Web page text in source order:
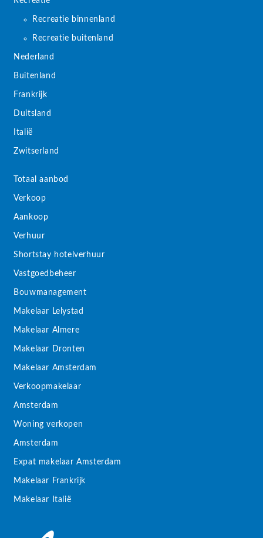
Recreatie binnenland
Recreatie buitenland
Nederland
Buitenland
Frankrijk
Duitsland
Italië
Zwitserland
Totaal aanbod
Verkoop
Aankoop
Verhuur
Shortstay hotelverhuur
Vastgoedbeheer
Bouwmanagement
Makelaar Lelystad
Makelaar Almere
Makelaar Dronten
Makelaar Amsterdam
Verkoopmakelaar
Amsterdam
Woning verkopen
Amsterdam
Expat makelaar Amsterdam
Makelaar Frankrijk
Makelaar Italië